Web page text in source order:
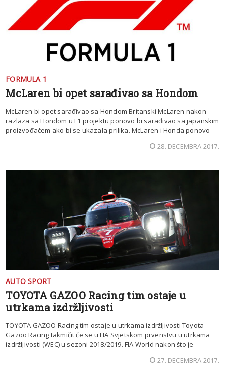
FORMULA 1
McLaren bi opet sarađivao sa Hondom
McLaren bi opet sarađivao sa Hondom Britanski McLaren nakon
razlaza sa Hondom u F1 projektu ponovo bi sarađivao sa japanskim
proizvođačem ako bi se ukazala prilika. McLaren i Honda ponovo
28. DECEMBRA 2017.
AUTO SPORT
TOYOTA GAZOO Racing tim ostaje u
utrkama izdržljivosti
TOYOTA GAZOO Racing tim ostaje u utrkama izdržljivosti Toyota
Gazoo Racing takmičit će se u FIA Svjetskom prvenstvu u utrkama
izdržljivosti (WEC) u sezoni 2018/2019. FIA World nakon što je
27. DECEMBRA 2017.